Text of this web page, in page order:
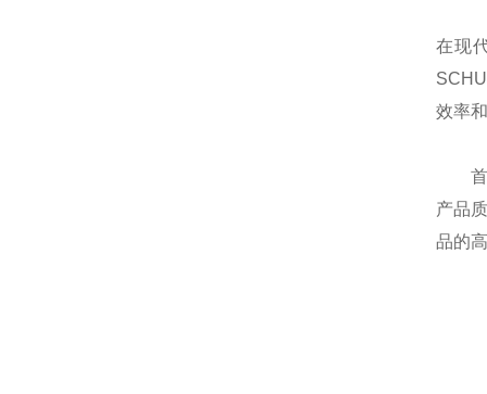
在现
效率
首先
产品
品的